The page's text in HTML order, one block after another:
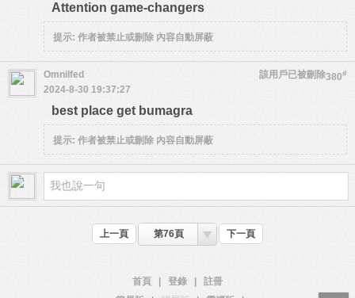
Attention game-changers
提示: 作者被禁止或刪除 內容自動屏蔽
380#
Omnilfed
該用戶已被刪除
2024-8-30 19:37:27
best place get bumagra
提示: 作者被禁止或刪除 內容自動屏蔽
上一頁 第76頁 下一頁
首頁 登錄
註冊